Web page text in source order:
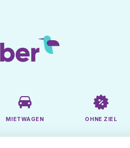
MIETWAGEN OHNE ZIEL